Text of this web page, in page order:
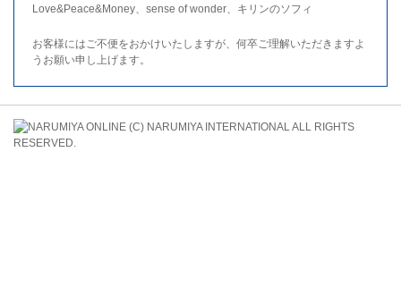
Love&Peace&Money、sense of wonder、キリンのソフィ
お客様にはご不便をおかけいたしますが、何卒ご理解いただきますよ
うお願い申し上げます。